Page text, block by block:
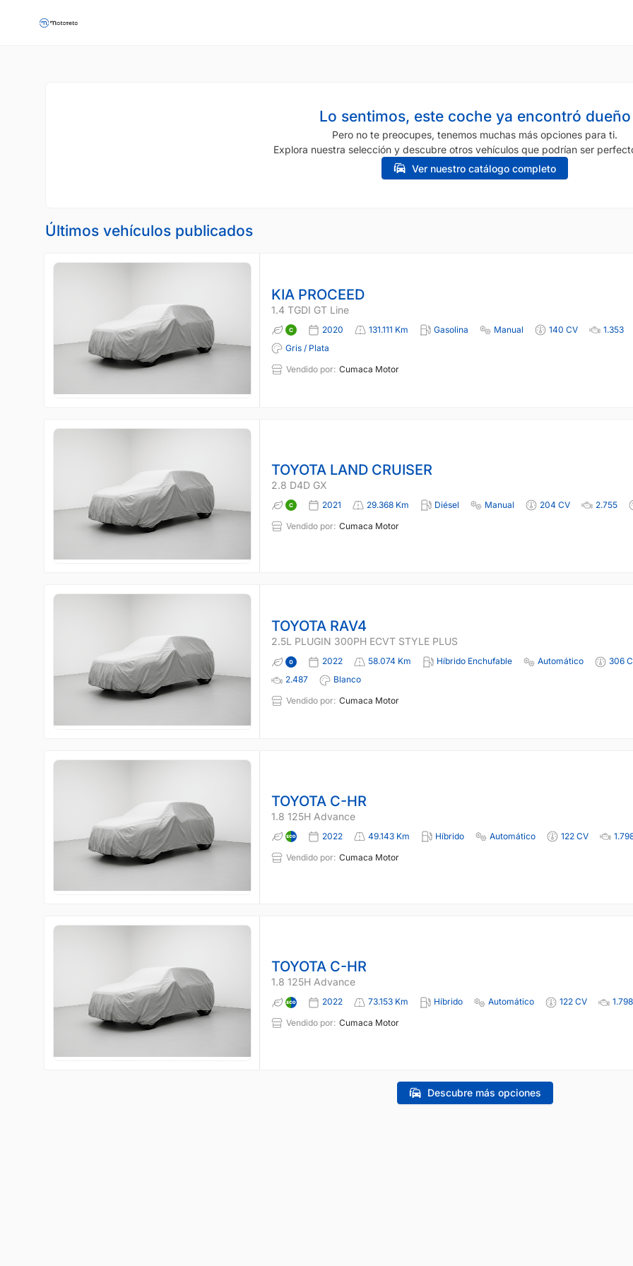
Lo sentimos, este coche ya encontró dueño
Pero no te preocupes, tenemos muchas más opciones para ti.
Explora nuestra selección y descubre otros vehículos que podrían ser
Ver nuestro catálogo completo
Últimos vehículos publicados
KIA PROCEED
1.4 TGDI GT Line
2020 131.111 Km Gasolina Manual 140 CV
1.353
Gris / Plata
Vendido por: Cumaca Motor
TOYOTA LAND CRUISER
2.8 D4D GX
2021 29.368 Km Diésel Manual 204 CV
2.755
Vendido por: Cumaca Motor
TOYOTA RAV4
2.5L PLUGIN 300PH ECVT STYLE PLUS
2022 58.074 Km Híbrido Enchufable Automático
306
2.487
Blanco
Vendido por: Cumaca Motor
TOYOTA C-HR
1.8 125H Advance
2022 49.143 Km Híbrido Automático 122 CV
Vendido por: Cumaca Motor
TOYOTA C-HR
1.8 125H Advance
2022 73.153 Km Híbrido Automático 122 CV
1.798
Vendido por: Cumaca Motor
Descubre más opciones